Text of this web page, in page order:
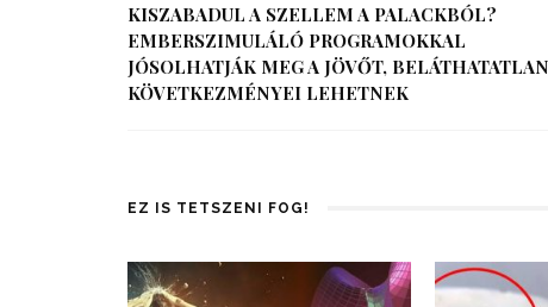
KISZABADUL A SZELLEM A PALACKBÓL?
EMBERSZIMULÁLÓ PROGRAMOKKAL
JÓSOLHATJÁK MEG A JÖVŐT, BELÁTHATATLAN
KÖVETKEZMÉNYEI LEHETNEK
EZ IS TETSZENI FOG!